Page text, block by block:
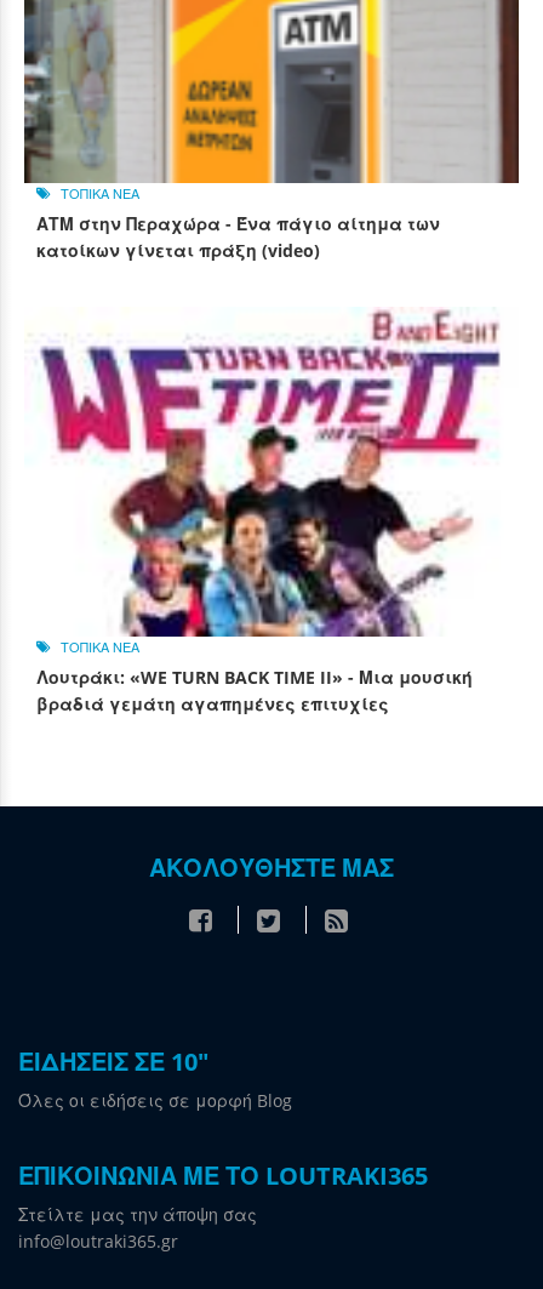
ΤΟΠΙΚΑ ΝΕΑ
ΑΤΜ στην Περαχώρα - Ένα πάγιο αίτημα των
κατοίκων γίνεται πράξη (video)
ΤΟΠΙΚΑ ΝΕΑ
Λουτράκι: «WE TURN BACK TIME II» - Μια μουσική
βραδιά γεμάτη αγαπημένες επιτυχίες
ΑΚΟΛΟΥΘΗΣΤΕ ΜΑΣ
ΕΙΔΗΣΕΙΣ ΣΕ 10"
Όλες οι ειδήσεις σε μορφή Blog
ΕΠΙΚΟΙΝΩΝΙΑ ΜΕ ΤΟ LOUTRAKI365
Στείλτε μας την άποψη σας
info@loutraki365.gr